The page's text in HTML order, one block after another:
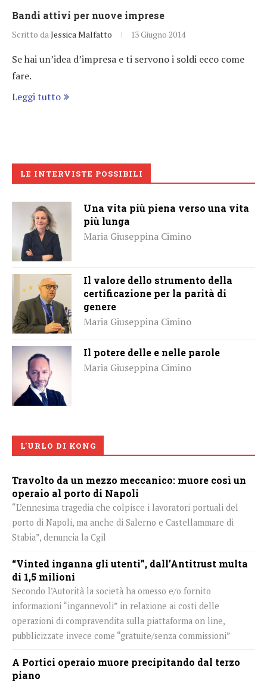
Bandi attivi per nuove imprese
Scritto da Jessica Malfatto 13 Giugno 2014
Se hai un’idea d’impresa e ti servono i soldi ecco come
fare.
Leggi tutto
LE INTERVISTE POSSIBILI
Una vita più piena verso una vita
più lunga
Maria Giuseppina Cimino
Il valore dello strumento della
certificazione per la parità di
genere
Maria Giuseppina Cimino
Il potere delle e nelle parole
Maria Giuseppina Cimino
L'URLO DI KONG
Travolto da un mezzo meccanico: muore così un
operaio al porto di Napoli
“L’ennesima tragedia che colpisce i lavoratori portuali del
porto di Napoli, ma anche di Salerno e Castellammare di
Stabia”, denuncia la Cgil
“Vinted inganna gli utenti”, dall’Antitrust multa
di 1,5 milioni
Secondo l’Autorità la società ha omesso e/o fornito
informazioni “ingannevoli” in relazione ai costi delle
operazioni di compravendita sulla piattaforma on line,
pubblicizzate invece come “gratuite/senza commissioni”
A Portici operaio muore precipitando dal terzo
piano